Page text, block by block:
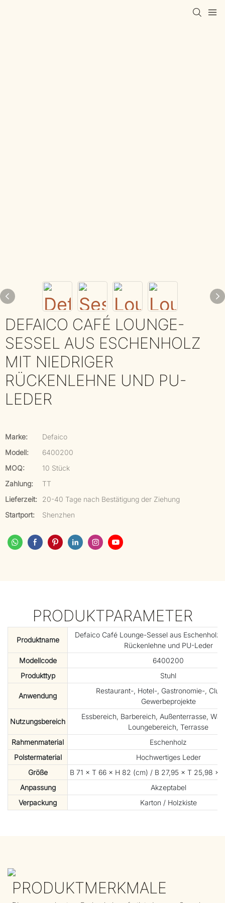
DEFAICO CAFÉ LOUNGE-
SESSEL AUS ESCHENHOLZ
MIT NIEDRIGER
RÜCKENLEHNE UND PU-
LEDER
Marke:
Defaico
Modell:
6400200
MOQ:
10 Stück
Zahlung:
TT
Lieferzeit:
20-40 Tage nach Bestätigung der Ziehung
Startport:
Shenzhen
PRODUKTPARAMETER
Produktname
Defaico Café Lounge-Sessel aus Eschenholz
Rückenlehne und PU-Leder
Modellcode
6400200
Produkttyp
Stuhl
Anwendung
Restaurant-, Hotel-, Gastronomie-,
Gewerbeprojekte
Nutzungsbereich
Essbereich, Barbereich, Außenterrasse,
Loungebereich, Terrasse
Rahmenmaterial
Eschenholz
Polstermaterial
Hochwertiges Leder
Größe
B 71 × T 66 × H 82 (cm) / B 27,95 × T 25,98 ×
Anpassung
Akzeptabel
Verpackung
Karton / Holzkiste
PRODUKTMERKMALE